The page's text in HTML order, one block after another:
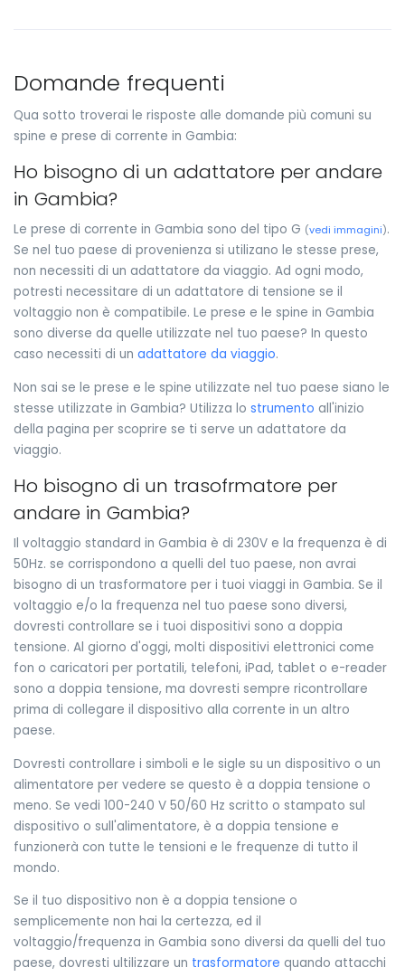
Domande frequenti
Qua sotto troverai le risposte alle domande più comuni su
spine e prese di corrente in Gambia:
Ho bisogno di un adattatore per andare
in Gambia?
Le prese di corrente in Gambia sono del tipo G (vedi immagini).
Se nel tuo paese di provenienza si utilizano le stesse prese,
non necessiti di un adattatore da viaggio. Ad ogni modo,
potresti necessitare di un adattatore di tensione se il
voltaggio non è compatibile. Le prese e le spine in Gambia
sono diverse da quelle utilizzate nel tuo paese? In questo
caso necessiti di un adattatore da viaggio.
Non sai se le prese e le spine utilizzate nel tuo paese siano le
stesse utilizzate in Gambia? Utilizza lo strumento all'inizio
della pagina per scoprire se ti serve un adattatore da
viaggio.
Ho bisogno di un trasofrmatore per
andare in Gambia?
Il voltaggio standard in Gambia è di 230V e la frequenza è di
50Hz. se corrispondono a quelli del tuo paese, non avrai
bisogno di un trasformatore per i tuoi viaggi in Gambia. Se il
voltaggio e/o la frequenza nel tuo paese sono diversi,
dovresti controllare se i tuoi dispositivi sono a doppia
tensione. Al giorno d'oggi, molti dispositivi elettronici come
fon o caricatori per portatili, telefoni, iPad, tablet o e-reader
sono a doppia tensione, ma dovresti sempre ricontrollare
prima di collegare il dispositivo alla corrente in un altro
paese.
Dovresti controllare i simboli e le sigle su un dispositivo o un
alimentatore per vedere se questo è a doppia tensione o
meno. Se vedi 100-240 V 50/60 Hz scritto o stampato sul
dispositivo o sull'alimentatore, è a doppia tensione e
funzionerà con tutte le tensioni e le frequenze di tutto il
mondo.
Se il tuo dispositivo non è a doppia tensione o
semplicemente non hai la certezza, ed il
voltaggio/frequenza in Gambia sono diversi da quelli del tuo
paese, dovresti ultilizzare un trasformatore quando attacchi